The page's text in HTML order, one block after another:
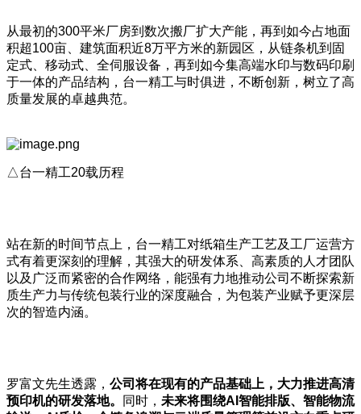
从最初的300平米厂房到数次搬厂扩大产能，再到如今占地面
积超100亩、建筑面积近8万平方米的新园区，从链条机到固
定式、移动式、全伺服设备，再到如今集高端水印与数码印刷
于一体的产品结构，台一精工与时俱进，不断创新，树立了高
质量发展的卓越典范。
△台一精工20载历程
站在新的时间节点上，台一精工对纸箱生产工艺及工厂运营方
式有着更深刻的理解，其强大的研发体系、高素质的人才团队
以及广泛而紧密的合作网络，能强有力地推动公司不断探索新
质生产力与传统包装行业的深度融合，为包装产业赋予更深层
次的智造内涵。
罗富文先生透露， 公司将在现有的产品基础上，大力推进高清
预印机的研发落地。
同时， 未来将围绕AI 智能排版、智能物流